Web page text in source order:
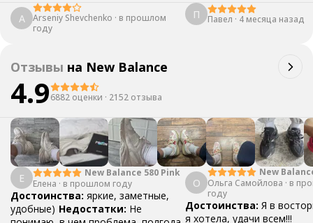
A Arseniy Shevchenko · в прошлом
году
П Павел · 4 месяца назад
Отзывы на New Balance
4.96882 оценки · 2152 отзыва
Е
New Balance 580 Pink
Елена · в прошлом году
Достоинства: яркие, заметные,
удобные) Недостатки: Не
О
New
Ольга Самойлова · в
году
Достоинства: Я в
я хотела, удачи всем!!!